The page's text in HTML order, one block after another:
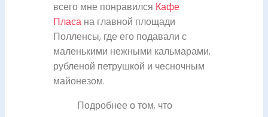
всего мне понравился Кафе
Пласа на главной площади
Полленсы, где его подавали с
маленькими нежными кальмарами,
рубленой петрушкой и чесночным
майонезом.
Подробнее о том, что